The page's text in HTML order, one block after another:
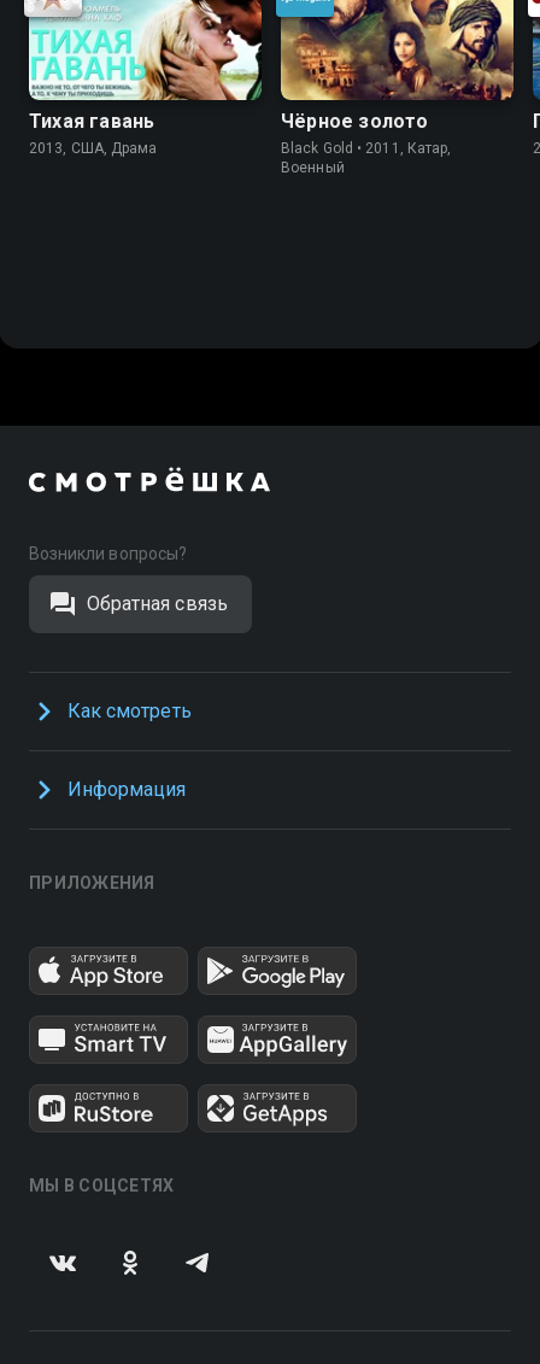
Тихая гавань
2013, США, Драма
Чёрное золото
Black Gold • 2011, Катар,
Военный
Возникли вопросы?
Обратная связь
Как смотреть
Информация
ПРИЛОЖЕНИЯ
МЫ В СОЦСЕТЯХ